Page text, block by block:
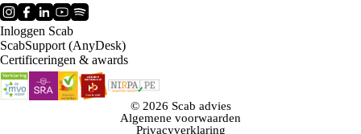
Inloggen Scab
ScabSupport (AnyDesk)
Certificeringen & awards
© 2026 Scab advies
Algemene voorwaarden
Privacyverklaring